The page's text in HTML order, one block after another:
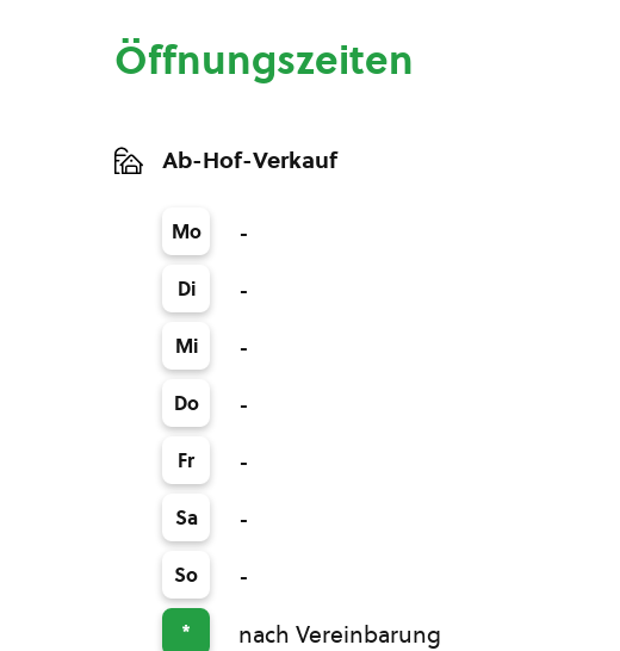
Öffnungszeiten
Ab-Hof-Verkauf
Mo -
Di -
Mi -
Do -
Fr -
Sa -
So -
* nach Vereinbarung